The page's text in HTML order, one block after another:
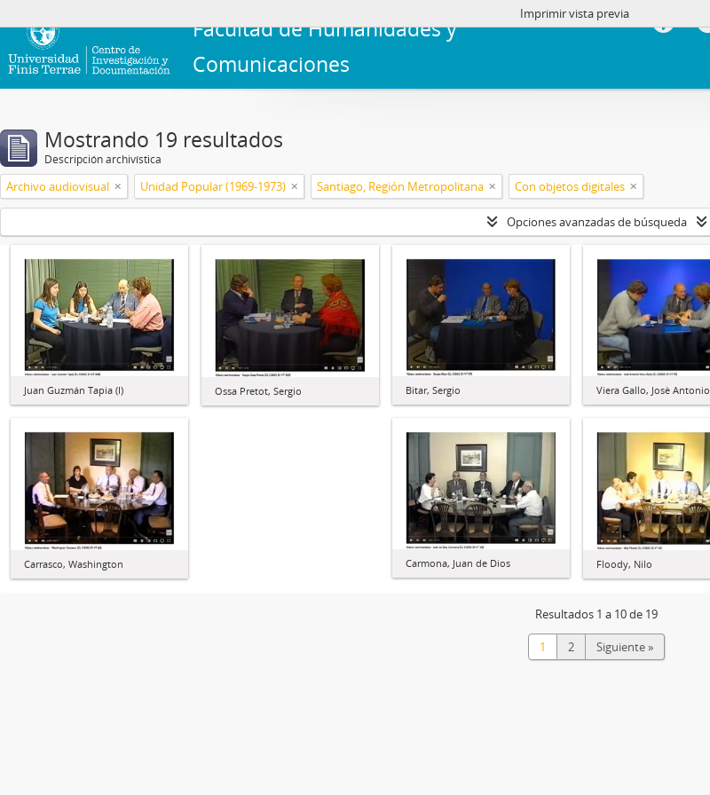
Facultad de Humanidades y
Comunicaciones
Imprimir vista previa
Mostrando 19 resultados
Descripción archivística
Archivo audiovisual Unidad Popular (1969-1973) Santiago, Región Metropolitana Con objetos digitales
Opciones avanzadas de búsqueda
Juan Guzmán Tapia (I) Ossa Pretot, Sergio Bitar, Sergio Viera Gallo, Josè Antonio
Carmona, Juan de Dios
Carrasco, Washington Floody, Nilo
Resultados 1 a 10 de 19
1 2 Siguiente »